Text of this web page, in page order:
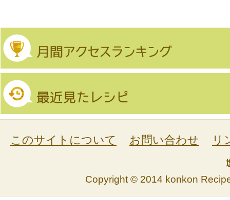
このサイトについて お問い合わせ リ
Copyright © 2014 konkon